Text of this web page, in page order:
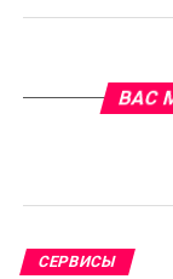
ВАС
СЕРВИСЫ